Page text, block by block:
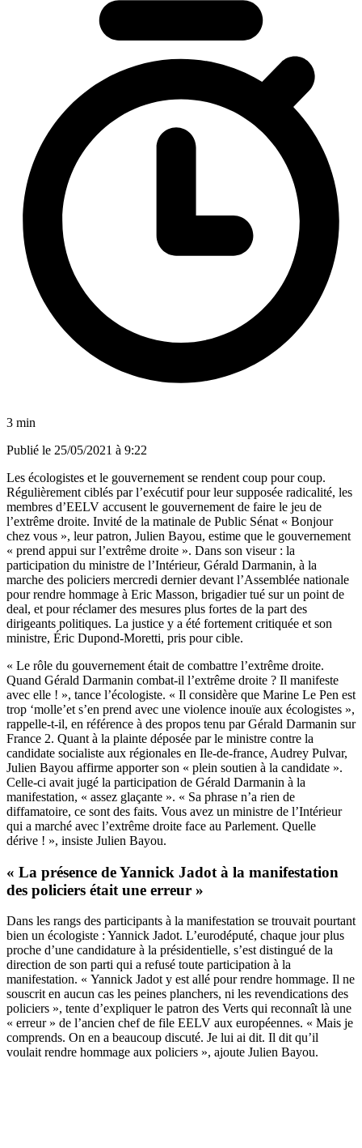
3 min
Publié le 25/05/2021 à 9:22
Les écologistes et le gouvernement se rendent coup pour coup.
Régulièrement ciblés par l’exécutif pour leur supposée radicalité, les
membres d’EELV accusent le gouvernement de faire le jeu de
l’extrême droite. Invité de la matinale de Public Sénat « Bonjour
chez vous », leur patron, Julien Bayou, estime que le gouvernement
« prend appui sur l’extrême droite ». Dans son viseur : la
participation du ministre de l’Intérieur, Gérald Darmanin, à la
marche des policiers mercredi dernier devant l’Assemblée nationale
pour rendre hommage à Eric Masson, brigadier tué sur un point de
deal, et pour réclamer des mesures plus fortes de la part des
dirigeants politiques. La justice y a été fortement critiquée et son
ministre, Éric Dupond-Moretti, pris pour cible.
« Le rôle du gouvernement était de combattre l’extrême droite.
Quand Gérald Darmanin combat-il l’extrême droite ? Il manifeste
avec elle ! », tance l’écologiste. « Il considère que Marine Le Pen est
trop ‘molle’et s’en prend avec une violence inouïe aux écologistes »,
rappelle-t-il, en référence à des propos tenu par Gérald Darmanin sur
France 2. Quant à la plainte déposée par le ministre contre la
candidate socialiste aux régionales en Ile-de-france, Audrey Pulvar,
Julien Bayou affirme apporter son « plein soutien à la candidate ».
Celle-ci avait jugé la participation de Gérald Darmanin à la
manifestation, « assez glaçante ». « Sa phrase n’a rien de
diffamatoire, ce sont des faits. Vous avez un ministre de l’Intérieur
qui a marché avec l’extrême droite face au Parlement. Quelle
dérive ! », insiste Julien Bayou.
« La présence de Yannick Jadot à la manifestation
des policiers était une erreur »
Dans les rangs des participants à la manifestation se trouvait pourtant
bien un écologiste : Yannick Jadot. L’eurodéputé, chaque jour plus
proche d’une candidature à la présidentielle, s’est distingué de la
direction de son parti qui a refusé toute participation à la
manifestation. « Yannick Jadot y est allé pour rendre hommage. Il ne
souscrit en aucun cas les peines planchers, ni les revendications des
policiers », tente d’expliquer le patron des Verts qui reconnaît là une
« erreur » de l’ancien chef de file EELV aux européennes. « Mais je
comprends. On en a beaucoup discuté. Je lui ai dit. Il dit qu’il
voulait rendre hommage aux policiers », ajoute Julien Bayou.